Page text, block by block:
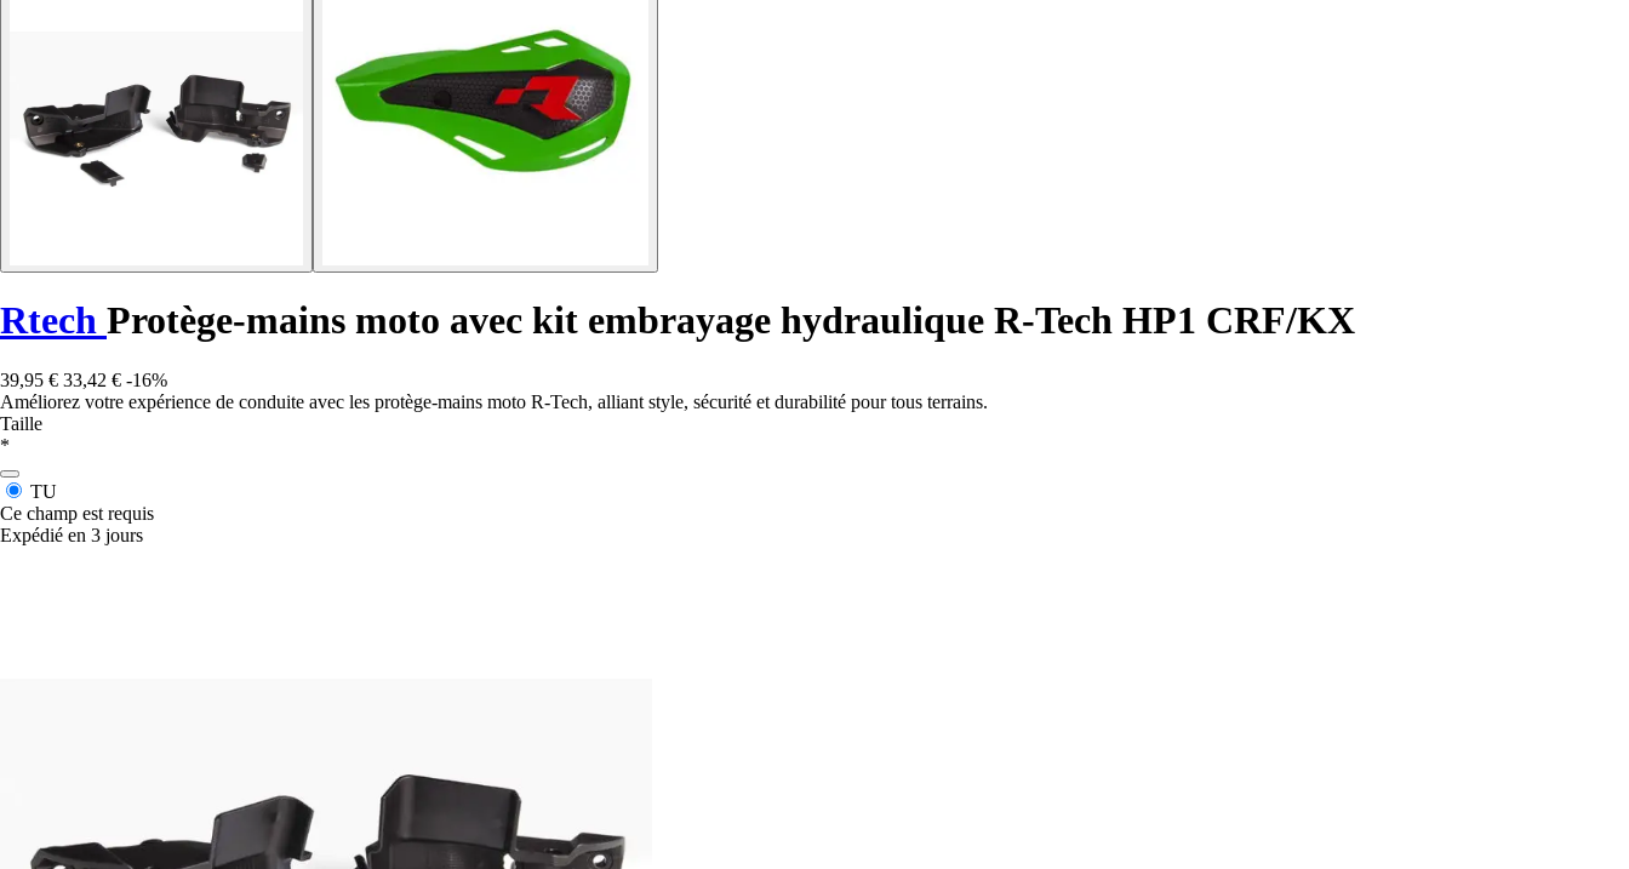
Rtech Protège-mains moto avec kit embrayage hydraulique R-Tech HP1 CRF/KX
39,95 € 33,42 € -16%
Améliorez votre expérience de conduite avec les protège-mains moto R-Tech, alliant style, sécurité et durabilité pour tous terrains.
Taille
*
TU
Ce champ est requis
Expédié en 3 jours